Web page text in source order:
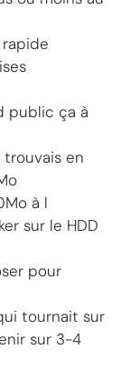
public ça à
en
à l
sur le HDD
pour
tournait sur
sur 3-4